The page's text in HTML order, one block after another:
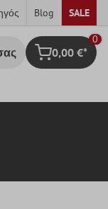
Blog SALE
Καλάθι
0
0,00 €*